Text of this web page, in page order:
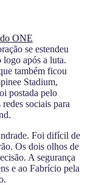
ONE
se estendeu
após a luta.
também ficou
Stadium,
postada pelo
sociais para
Foi difícil de
Os dois olhos de
A segurança
e ao Fabrício pela